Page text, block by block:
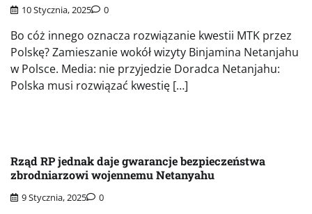
10 Stycznia, 2025 0
Bo cóż innego oznacza rozwiązanie kwestii MTK przez
Polskę? Zamieszanie wokół wizyty Binjamina Netanjahu
w Polsce. Media: nie przyjedzie Doradca Netanjahu:
Polska musi rozwiązać kwestię […]
Rząd RP jednak daje gwarancje bezpieczeństwa
zbrodniarzowi wojennemu Netanyahu
9 Stycznia, 2025 0